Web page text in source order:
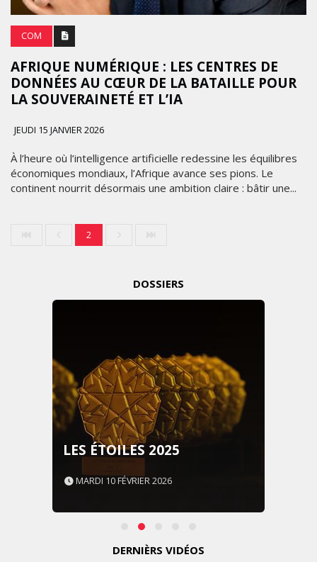
COM
AFRIQUE NUMÉRIQUE : LES CENTRES DE
DONNÉES AU CŒUR DE LA BATAILLE POUR
LA SOUVERAINETÉ ET L’IA
JEUDI 15 JANVIER 2026
À l’heure où l’intelligence artificielle redessine les équilibres
économiques mondiaux, l’Afrique avance ses pions. Le
continent nourrit désormais une ambition claire : bâtir une...
2
DOSSIERS
LES ÉTOILES 2025
MARDI 10 FÉVRIER 2026
DERNIÈRS VIDÉOS